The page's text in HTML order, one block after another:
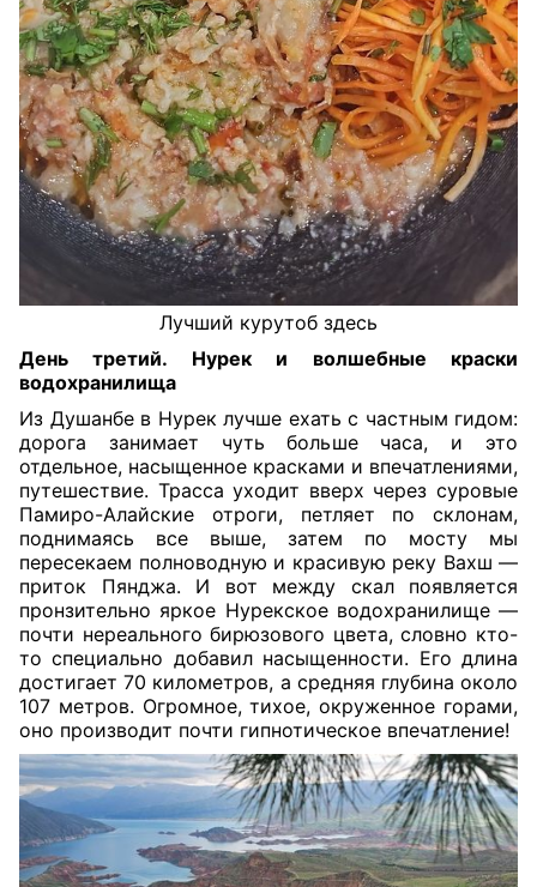
Лучший курутоб здесь
День третий. Нурек и волшебные краски
водохранилища
Из Душанбе в Нурек лучше ехать с частным гидом:
дорога занимает чуть больше часа, и это
отдельное, насыщенное красками и впечатлениями,
путешествие. Трасса уходит вверх через суровые
Памиро-Алайские отроги, петляет по склонам,
поднимаясь все выше, затем по мосту мы
пересекаем полноводную и красивую реку Вахш —
приток Пянджа. И вот между скал появляется
пронзительно яркое Нурекское водохранилище —
почти нереального бирюзового цвета, словно кто-
то специально добавил насыщенности. Его длина
достигает 70 километров, а средняя глубина около
107 метров. Огромное, тихое, окруженное горами,
оно производит почти гипнотическое впечатление!